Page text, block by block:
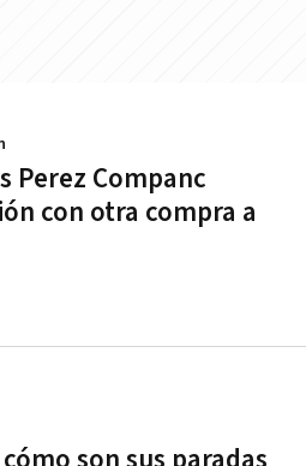
Perez Companc
con otra compra a